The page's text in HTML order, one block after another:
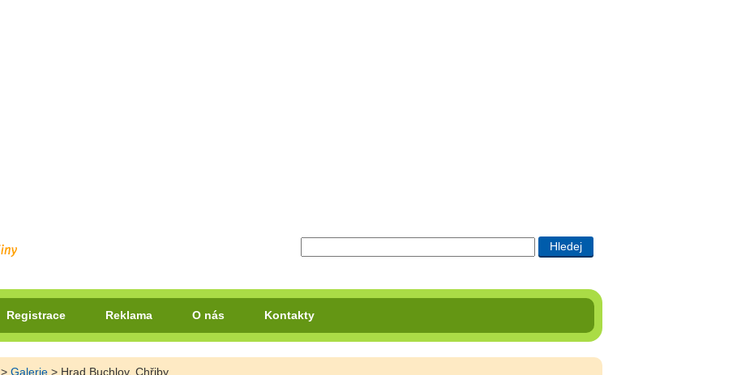
Registrace Reklama O nás Kontakty
>Galerie > Hrad Buchlov, Chřiby